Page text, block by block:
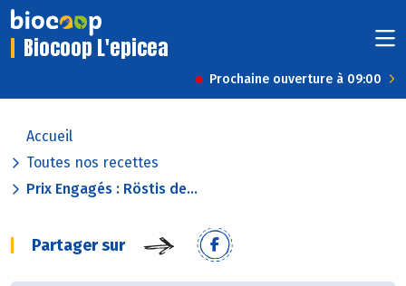
Biocoop L'epicea
Prochaine ouverture à 09:00
Accueil
Toutes nos recettes
Prix Engagés : Röstis de...
Partager sur